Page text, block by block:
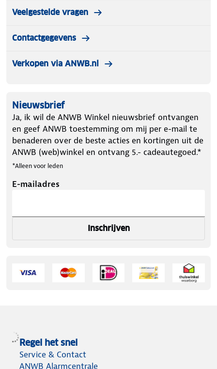
Veelgestelde vragen
Contactgegevens
Verkopen via ANWB.nl
Nieuwsbrief
Ja, ik wil de ANWB Winkel nieuwsbrief ontvangen
en geef ANWB toestemming om mij per e-mail te
benaderen over de beste acties en kortingen uit de
ANWB (web)winkel en ontvang 5.- cadeautegoed.*
*Alleen voor leden
E-mailadres
Inschrijven
Regel het snel
Service & Contact
ANWB Alarmcentrale